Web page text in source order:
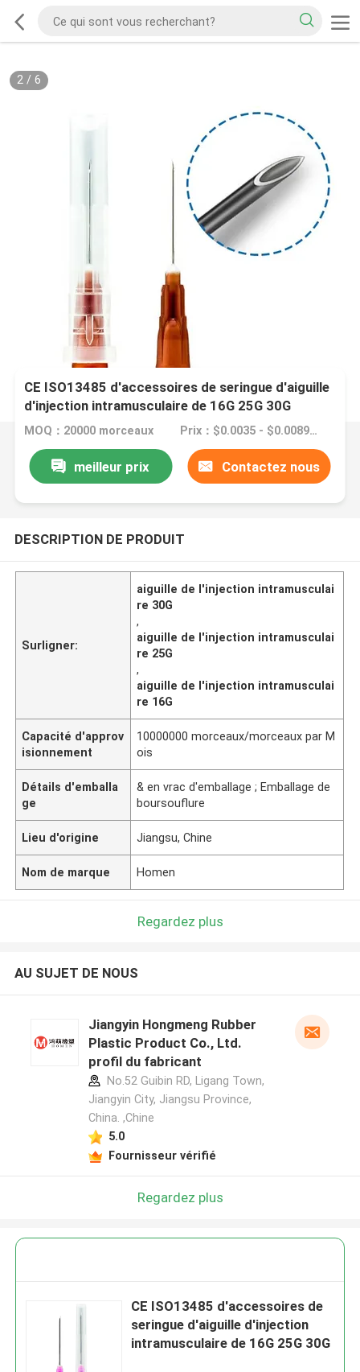
2/ 6
CE ISO13485 d'accessoires de seringue d'aiguille
d'injection intramusculaire de 16G 25G 30G
MOQ：20000 morceaux Prix：$0.0035 - $0.0089/pieces
meilleur prix Contactez nous
DESCRIPTION DE PRODUIT
Surligner:
aiguille de l'injection intramusculai
re 30G
,
aiguille de l'injection intramusculai
re 25G
,
aiguille de l'injection intramusculai
re 16G
Capacité d'approv
isionnement
10000000 morceaux/morceaux par M
ois
Détails d'emballa
ge
& en vrac d'emballage ; Emballage de
boursouflure
Lieu d'origine Jiangsu, Chine
Nom de marque Homen
Regardez plus
AU SUJET DE NOUS
Jiangyin Hongmeng Rubber
Plastic Product Co., Ltd.
profil du fabricant
No.52 Guibin RD, Ligang Town,
Jiangyin City, Jiangsu Province,
China. ,Chine
5.0
Fournisseur vérifié
Regardez plus
CE ISO13485 d'accessoires de
seringue d'aiguille d'injection
intramusculaire de 16G 25G 30G